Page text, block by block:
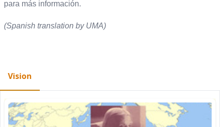
para más información.
(Spanish translation by UMA)
Vision